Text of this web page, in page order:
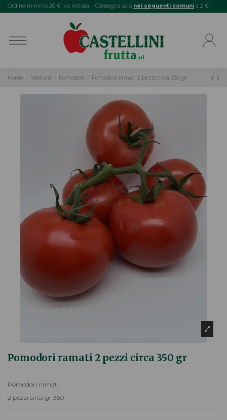
Ordine minimo 20 € iva inclusa. - Consegna solo nei seguenti comuni a 2 €.
Home Verdura Pomodori Pomodori ramati 2 pezzi circa 350 gr
Pomodori ramati 2 pezzi circa 350 gr
Pomodori ramati
2 pezzi circa gr 350